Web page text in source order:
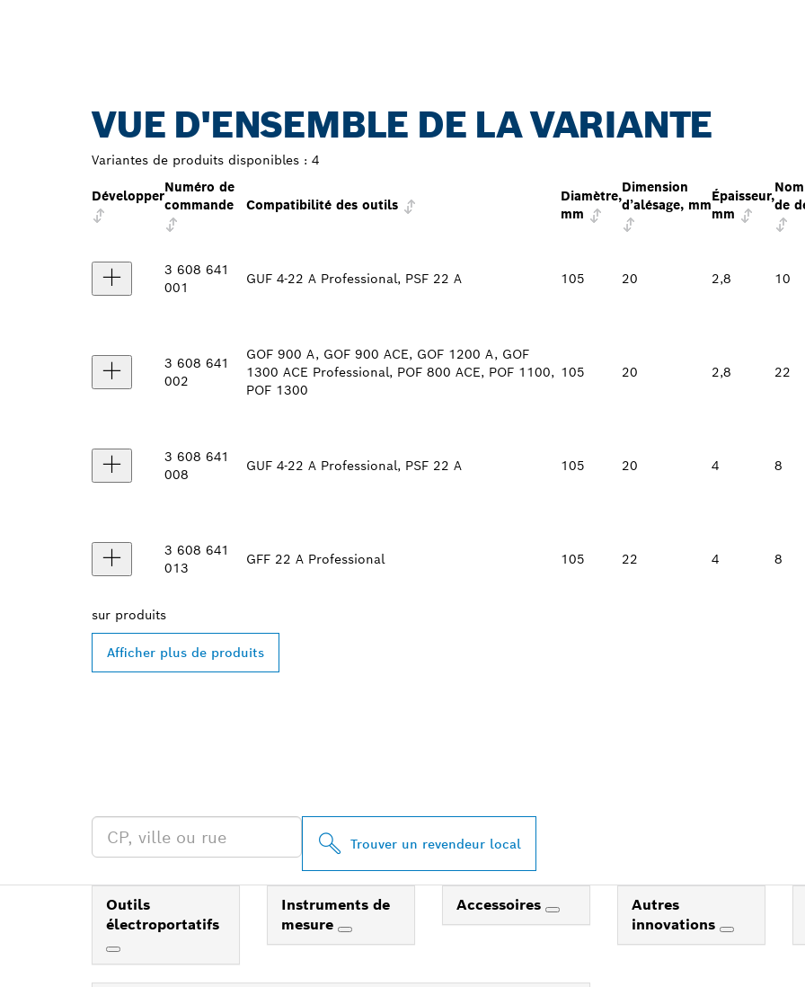
VUE D'ENSEMBLE DE LA VARIANTE
Variantes de produits disponibles : 4
Développer
Numéro de
commande
Compatibilité des outils
Diamètre,
mm
Dimension
d’alésage, mm
Épaisseur,
mm
de
3 608 641
001
GUF 4-22 A Professional, PSF 22 A 105 20 2,8 10
3 608 641
002
GOF 900 A, GOF 900 ACE, GOF 1200 A, GOF
1300 ACE Professional, POF 800 ACE, POF 1100,
POF 1300
105 20 2,8 22
3 608 641
008
GUF 4-22 A Professional, PSF 22 A 105 20 4 8
3 608 641
013
GFF 22 A Professional 105 22 4 8
sur produits
Afficher plus de produits
Trouver un revendeur local
Outils
électroportatifs
Instruments de
mesure
Accessoires
Autres
innovations